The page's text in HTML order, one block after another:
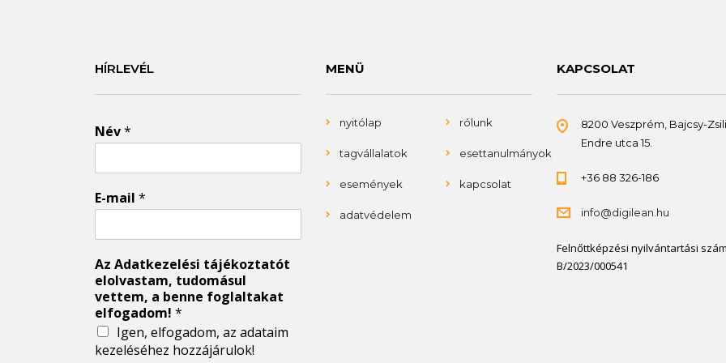
HÍRLEVÉL
Név*
E-mail *
Az Adatkezelési tájékoztatót
elolvastam, tudomásul
vettem, a benne foglaltakat
elfogadom! *
Igen, elfogadom, az adataim
kezeléséhez hozzájárulok!
MENÜ
nyitólap rólunk
tagvállalatok esettanulmányok
események kapcsolat
adatvédelem
KAPCSOLAT
8200 Veszprém, Bajcsy-
Endre utca 15.
+36 88 326-186
info@digilean.hu
Felnőttképzési nyilvántartási
B/2023/000541